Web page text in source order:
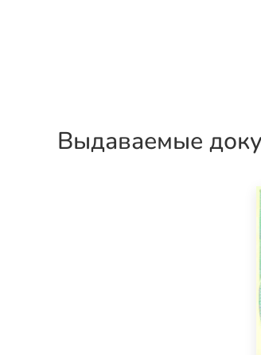
Выдаваемые